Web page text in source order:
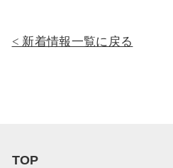
新着情報一覧に戻る
TOP